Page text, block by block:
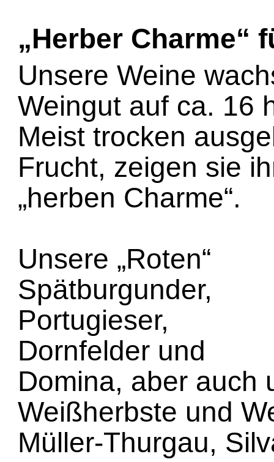
„Herber Charme“
Unsere Weine
Weingut auf ca. 16
Meist trocken
Frucht, zeigen sie
„herben Charme“.
Unsere „Roten“
Spätburgunder,
Portugieser,
Dornfelder und
Domina, aber auch
Weißherbste und
Müller-Thurgau,